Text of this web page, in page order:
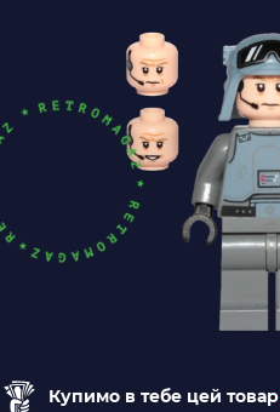
Купимо в тебе цей товар